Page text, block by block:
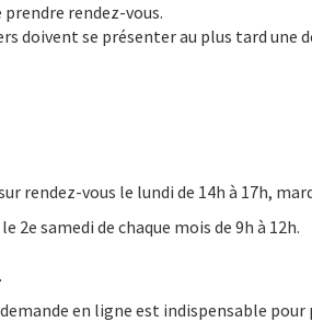
rendez-vous.
doivent se présenter au plus tard une
rendez-vous le lundi de 14h à 17h,
2e samedi de chaque mois de 9h à 12h.
en ligne est indispensable pour